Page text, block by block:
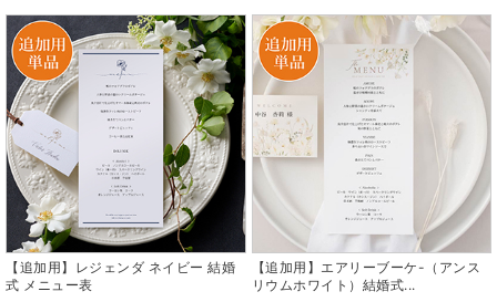
【追加用】レジェンダ ネイビー 結婚
式 メニュー表
【追加用】エアリーブーケ-（アンス
リウムホワイト）結婚式...